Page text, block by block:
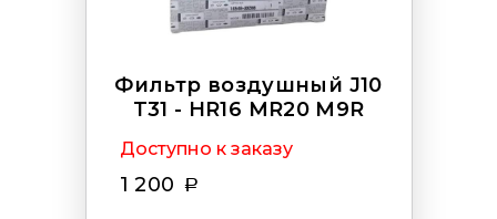
Фильтр воздушный J10
T31 - HR16 MR20 M9R
Доступно к заказу
1 200